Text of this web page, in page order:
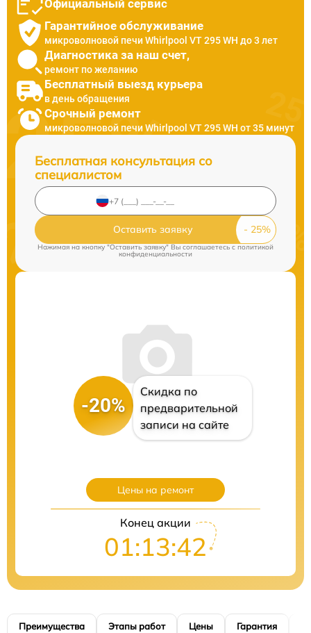
Официальный сервис
Гарантийное обслуживание
микроволновой печи Whirlpool VT 295 WH до 3 лет
Диагностика за наш счет,
ремонт по желанию
Бесплатный выезд курьера
в день обращения
Срочный ремонт
микроволновой печи Whirlpool VT 295 WH от 35 минут
Бесплатная консультация со
специалистом
Оставить заявку
Нажимая на кнопку "Оставить заявку" Вы соглашаетесь c политикой
конфиденциальности
-20%
Скидка по
предварительной
записи на сайте
Цены на ремонт
Конец акции
01:13:41
Преимущества Этапы работ Цены Гарантия